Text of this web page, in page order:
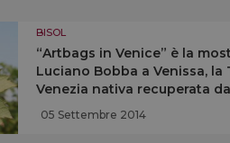
BISOL
“Artbags in Venice” è la
Luciano Bobba a Venissa, la
Venezia nativa recuperata
Biennale di Architettura (dal
05 Settembre 2014